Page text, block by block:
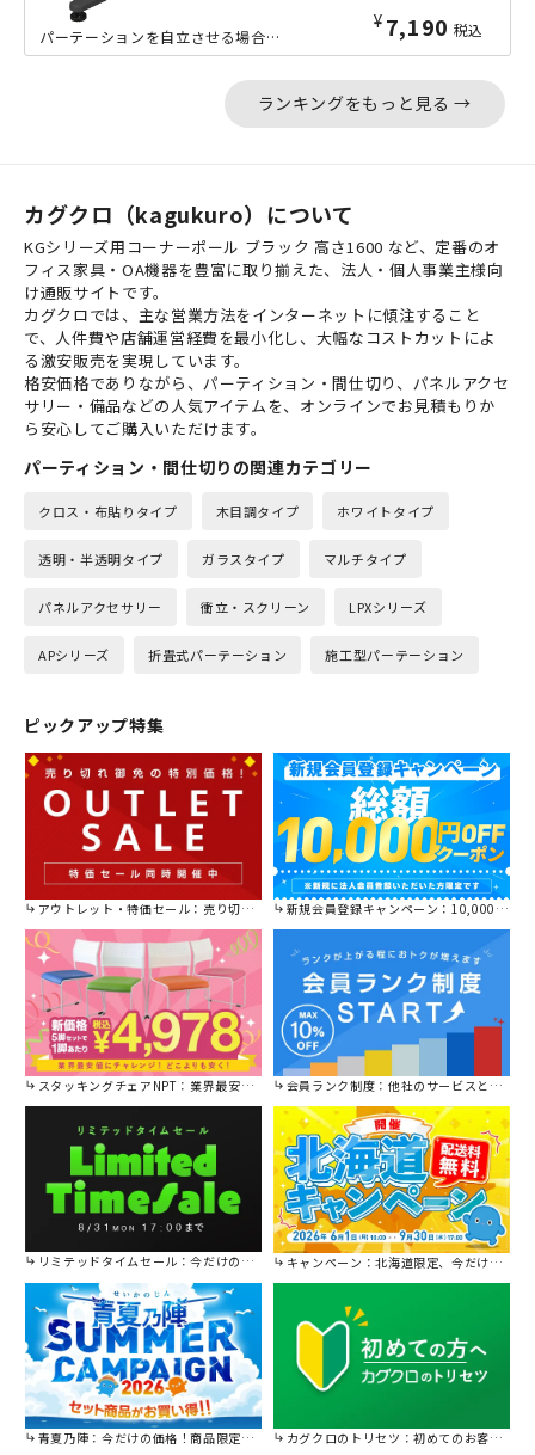
¥ 7,190 税込
パーテーションを自立させる場合に必要な補助脚です。パネル1枚の場合、4個必要とな...
ランキングをもっと見る →
カグクロ（kagukuro）について
KGシリーズ用コーナーポール ブラック 高さ1600 など、定番のオ
フィス家具・OA機器を豊富に取り揃えた、法人・個人事業主様向
け通販サイトです。
カグクロでは、主な営業方法をインターネットに傾注すること
で、人件費や店舗運営経費を最小化し、大幅なコストカットによ
る激安販売を実現しています。
格安価格でありながら、パーティション・間仕切り、パネルアクセ
サリー・備品などの人気アイテムを、オンラインでお見積もりか
ら安心してご購入いただけます。
パーティション・間仕切りの関連カテゴリー
クロス・布貼りタイプ 木目調タイプ ホワイトタイプ
透明・半透明タイプ ガラスタイプ マルチタイプ
パネルアクセサリー 衝立・スクリーン LPXシリーズ
APシリーズ 折畳式パーテーション 施工型パーテーション
ピックアップ特集
アウトレット・特価セール：売り切れ御免の特別価格！ 新規会員登録キャンペーン：10,000円OFFクーポン進呈中！
スタッキングチェアNPT：業界最安値に挑戦！ 会員ランク制度：他社のサービスと比較してください。
リミテッドタイムセール：今だけの限定セール。 キャンペーン：北海道限定、今だけ送料無料！
青夏乃陣：今だけの価格！商品限定セール開催中です。 カグクロのトリセツ：初めてのお客様はこちら。